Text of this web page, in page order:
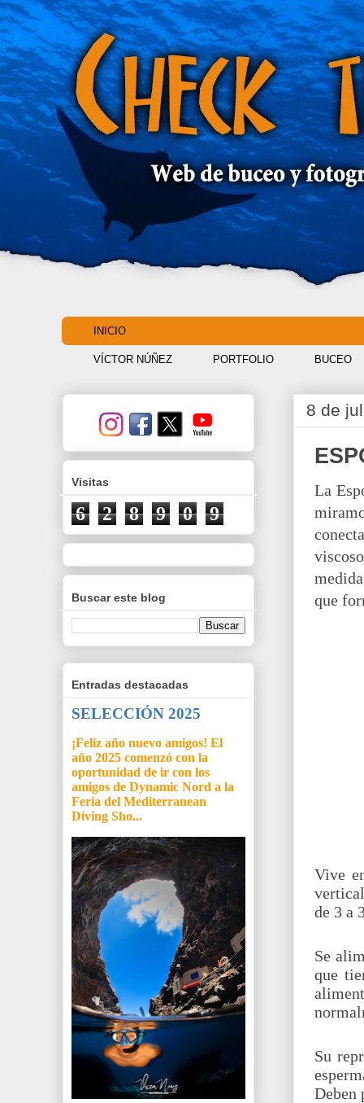
INICIO
VÍCTOR NÚÑEZ PORTFOLIO BUCEO
8 de
La
que
Vive
de 3 a
Se
que
Su
Deben
Visitas
6 2 8 9 0 9
Buscar este blog
Entradas destacadas
SELECCIÓN 2025
¡Feliz año nuevo amigos! El
año 2025 comenzó con la
oportunidad de ir con los
amigos de Dynamic Nord a la
Feria del Mediterranean
Diving Sho...